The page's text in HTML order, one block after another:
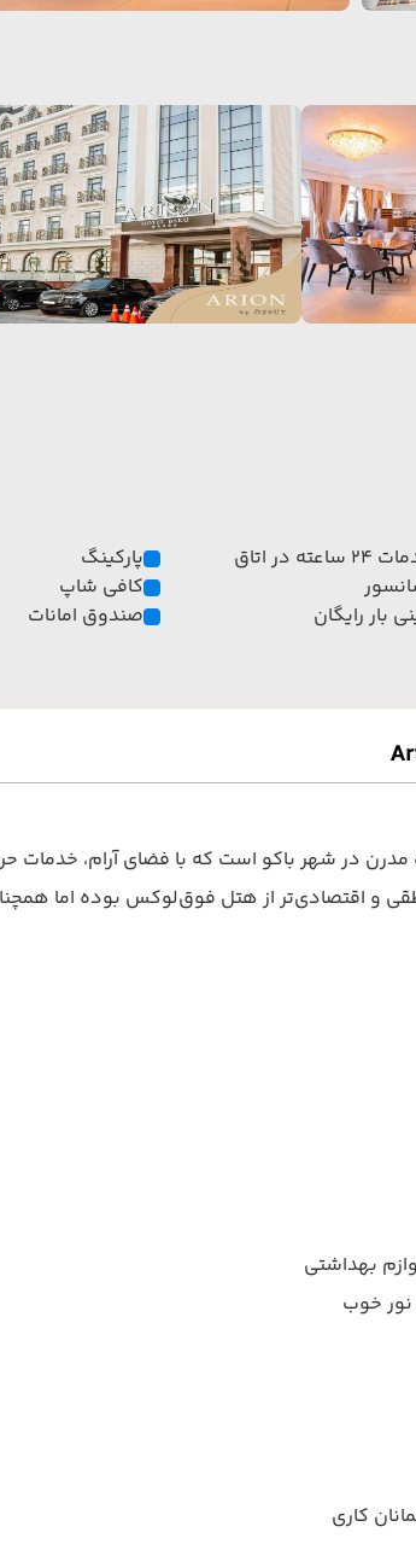
ساعته در اتاق
بار رایگان
پارکینگ
کافی شاپ
صندوق امانات
۴ ستاره مدرن در شهر باکو است که با فضای آرام،
و اقتصادی‌تر از هتل‌ فوق‌لوکس بوده اما
بهداشتی
نور خوب
کاری